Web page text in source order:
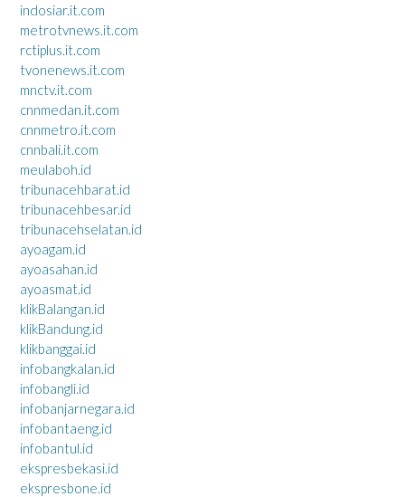
indosiar.it.com
metrotvnews.it.com
rctiplus.it.com
tvonenews.it.com
mnctv.it.com
cnnmedan.it.com
cnnmetro.it.com
cnnbali.it.com
meulaboh.id
tribunacehbarat.id
tribunacehbesar.id
tribunacehselatan.id
ayoagam.id
ayoasahan.id
ayoasmat.id
klikBalangan.id
klikBandung.id
klikbanggai.id
infobangkalan.id
infobangli.id
infobanjarnegara.id
infobantaeng.id
infobantul.id
ekspresbekasi.id
ekspresbone.id